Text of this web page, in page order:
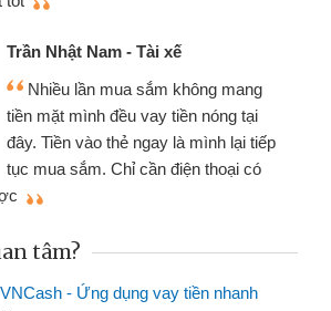
Trần Nhật Nam - Tài xế
Nhiều lần mua sắm không mang
tiền mặt mình đều vay tiền nóng tại
đây. Tiền vào thẻ ngay là mình lại tiếp
tục mua sắm. Chỉ cần điện thoại có
tâm?
VNCash - Ứng dụng vay tiền nhanh